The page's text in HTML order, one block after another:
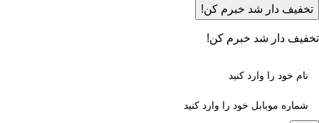
تخفیف دار شد خبرم کن!
تخفیف دار شد خبرم کن!